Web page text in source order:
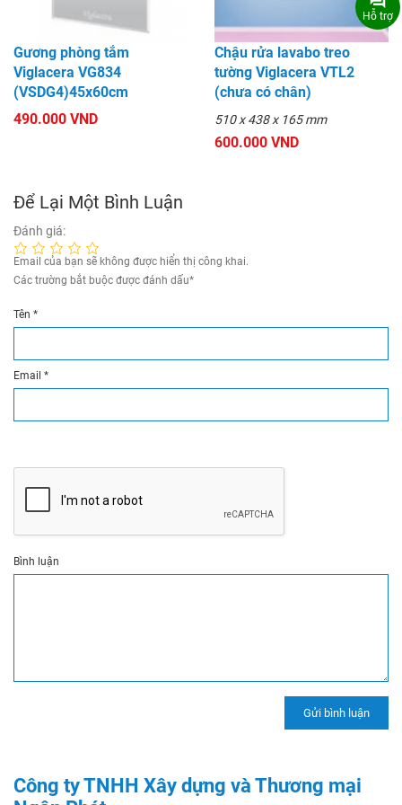
Gương phòng tắm
Viglacera VG834
(VSDG4)45x60cm
490.000 VND
Chậu rửa lavabo treo
tường Viglacera VTL2
(chưa có chân)
510 x 438 x 165 mm
600.000 VND
Để Lại Một Bình Luận
Đánh giá:
Email của bạn sẽ không được hiển thị công khai.
Các trường bắt buộc được đánh dấu*
Tên *
Email *
Bình luận
Công ty TNHH Xây dựng và Thương mại
Hỗ trợ